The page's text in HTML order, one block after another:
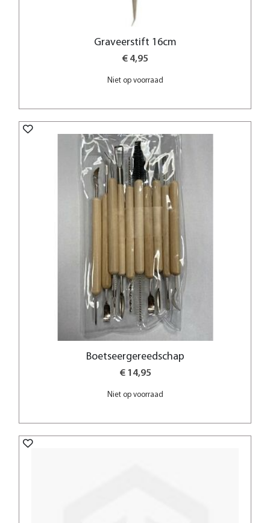
Graveerstift 16cm
€ 4,95
Niet op voorraad
Boetseergereedschap
€ 14,95
Niet op voorraad